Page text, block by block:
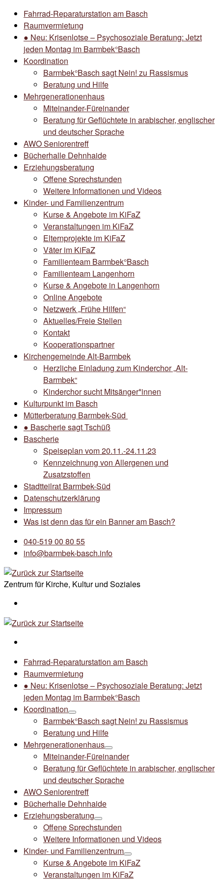
Fahrrad-Reparaturstation am Basch
Raumvermietung
● Neu: Krisenlotse – Psychosoziale Beratung: Jetzt
jeden Montag im Barmbek°Basch
Koordination
Barmbek°Basch sagt Nein! zu Rassismus
Beratung und Hilfe
Mehrgenerationenhaus
Miteinander-Füreinander
Beratung für Geflüchtete in arabischer, englischer
und deutscher Sprache
AWO Seniorentreff
Bücherhalle Dehnhaide
Erziehungsberatung
Offene Sprechstunden
Weitere Informationen und Videos
Kinder- und Familienzentrum
Kurse & Angebote im KiFaZ
Veranstaltungen im KiFaZ
Elternprojekte im KiFaZ
Väter im KiFaZ
Familienteam Barmbek°Basch
Familienteam Langenhorn
Kurse & Angebote in Langenhorn
Online Angebote
Netzwerk „Frühe Hilfen“
Aktuelles/Freie Stellen
Kontakt
Kooperationspartner
Kirchengemeinde Alt-Barmbek
Herzliche Einladung zum Kinderchor „Alt-
Barmbek“
Kinderchor sucht Mitsänger*innen
Kulturpunkt im Basch
Mütterberatung Barmbek-Süd
● Bascherie sagt Tschüß
Bascherie
Speiseplan vom 20.11.-24.11.23
Kennzeichnung von Allergenen und
Zusatzstoffen
Stadtteilrat Barmbek-Süd
Datenschutzerklärung
Impressum
Was ist denn das für ein Banner am Basch?
040-519 00 80 55
info@barmbek-basch.info
Zentrum für Kirche, Kultur und Soziales
Fahrrad-Reparaturstation am Basch
Raumvermietung
● Neu: Krisenlotse – Psychosoziale Beratung: Jetzt
jeden Montag im Barmbek°Basch
Koordination
Barmbek°Basch sagt Nein! zu Rassismus
Beratung und Hilfe
Mehrgenerationenhaus
Miteinander-Füreinander
Beratung für Geflüchtete in arabischer, englischer
und deutscher Sprache
AWO Seniorentreff
Bücherhalle Dehnhaide
Erziehungsberatung
Offene Sprechstunden
Weitere Informationen und Videos
Kinder- und Familienzentrum
Kurse & Angebote im KiFaZ
Veranstaltungen im KiFaZ